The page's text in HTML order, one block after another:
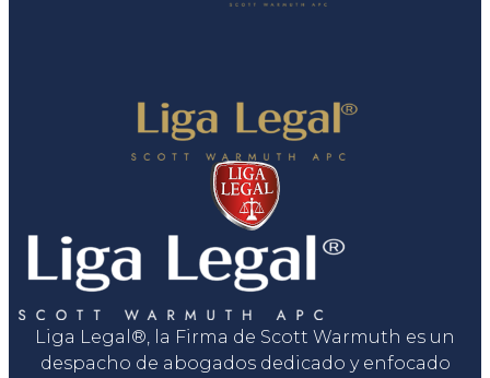
Liga Legal®, la Firma de Scott Warmuth es un
despacho de abogados dedicado y enfocado